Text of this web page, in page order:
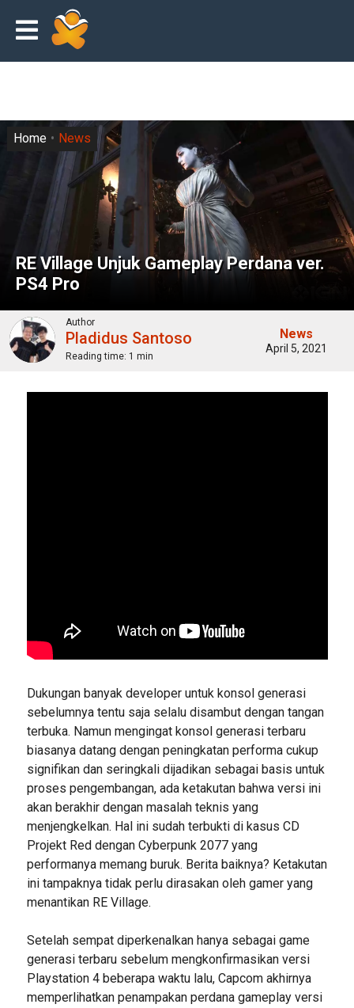
RE Village Unjuk Gameplay Perdana ver.
PS4 Pro
Home News
Author
Pladidus Santoso
Reading time: 1 min
News
April 5, 2021
Dukungan banyak developer untuk konsol generasi
sebelumnya tentu saja selalu disambut dengan tangan
terbuka. Namun mengingat konsol generasi terbaru
biasanya datang dengan peningkatan performa cukup
signifikan dan seringkali dijadikan sebagai basis untuk
proses pengembangan, ada ketakutan bahwa versi ini
akan berakhir dengan masalah teknis yang
menjengkelkan. Hal ini sudah terbukti di kasus CD
Projekt Red dengan Cyberpunk 2077 yang
performanya memang buruk. Berita baiknya? Ketakutan
ini tampaknya tidak perlu dirasakan oleh gamer yang
menantikan RE Village.
Setelah sempat diperkenalkan hanya sebagai game
generasi terbaru sebelum mengkonfirmasikan versi
Playstation 4 beberapa waktu lalu, Capcom akhirnya
memperlihatkan penampakan perdana gameplay versi